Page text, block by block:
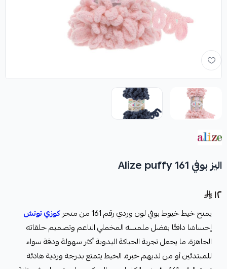
اليز بوفي Alize puffy 161
١٢
يمنح خيط خيوط بوفي لون وردي رقم 161 من متجر
كوزي توتش
إحساسًا دافئًا بفضل ملمسه المخملي الناعم وتصميم حلقاته
الجاهزة، ما يجعل تجربة الحياكة اليدوية أكثر سهولة ودقة سواء
للمبتدئين أو من لديهم خبرة. الخيط يتمتع بدرجة وردية هادئة